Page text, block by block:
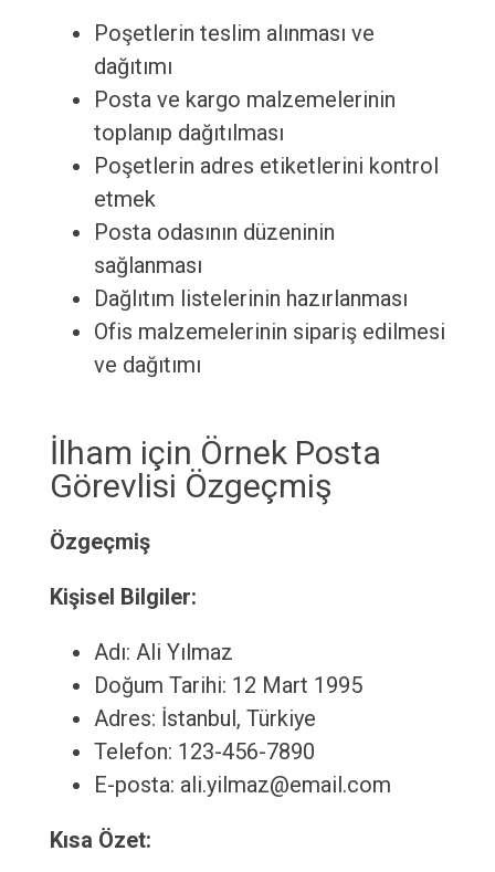
Poşetlerin teslim alınması ve
dağıtımı
Posta ve kargo malzemelerinin
toplanıp dağıtılması
Poşetlerin adres etiketlerini kontrol
etmek
Posta odasının düzeninin
sağlanması
Dağlıtım listelerinin hazırlanması
Ofis malzemelerinin sipariş edilmesi
ve dağıtımı
İlham için Örnek Posta
Görevlisi Özgeçmiş
Özgeçmiş
Kişisel Bilgiler:
Adı: Ali Yılmaz
Doğum Tarihi: 12 Mart 1995
Adres: İstanbul, Türkiye
Telefon: 123-456-7890
E-posta: ali.yilmaz@email.com
Kısa Özet: